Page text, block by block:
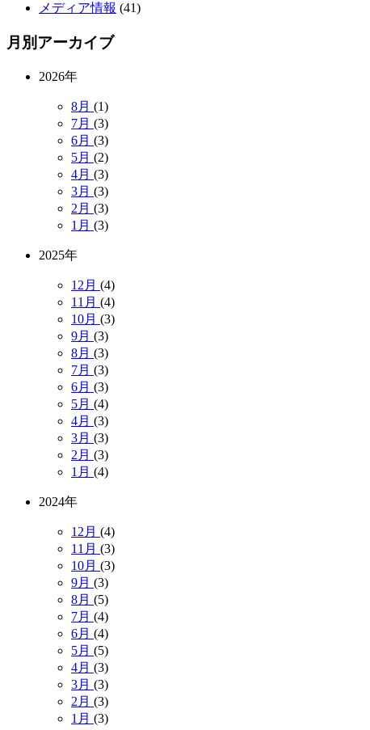
メディア情報 (41)
月別アーカイブ
2026年
8月 (1)
7月 (3)
6月 (3)
5月 (2)
4月 (3)
3月 (3)
2月 (3)
1月 (3)
2025年
12月 (4)
11月 (4)
10月 (3)
9月 (3)
8月 (3)
7月 (3)
6月 (3)
5月 (4)
4月 (3)
3月 (3)
2月 (3)
1月 (4)
2024年
12月 (4)
11月 (3)
10月 (3)
9月 (3)
8月 (5)
7月 (4)
6月 (4)
5月 (5)
4月 (3)
3月 (3)
2月 (3)
1月 (3)